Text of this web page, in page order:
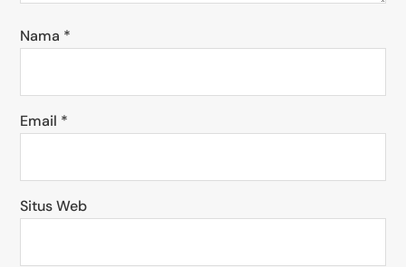
Nama *
Email *
Situs Web